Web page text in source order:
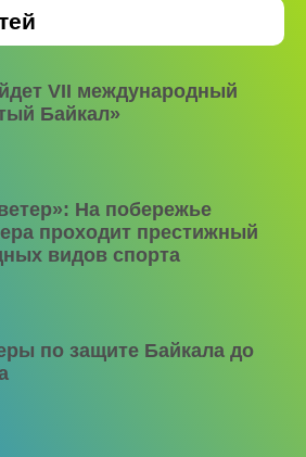
VII международный
Байкал»
На побережье
проходит престижный
видов спорта
по защите Байкала до